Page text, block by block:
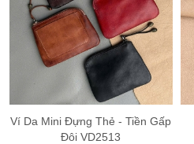
Ví Da Mini Đựng Thẻ - Tiền Gấp
Đôi VD2513